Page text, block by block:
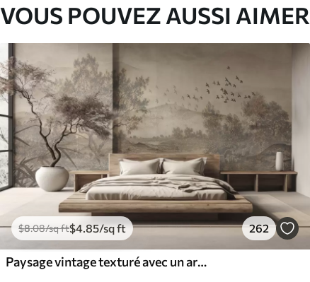
VOUS POUVEZ AUSSI AIMER
$8.08/sq ft$4 .85/sq ft 262
Paysage vintage texturé avec un arbre près d'une rivière et un ciel nuageux, art de la nature en tons sépia